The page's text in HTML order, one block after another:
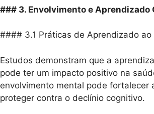
### 3. Envolvimento e Aprendizado
#### 3.1 Práticas de Aprendizado
Estudos demonstram que a
pode ter um impacto positivo na
envolvimento mental pode fortalecer
proteger contra o declínio cognitivo.